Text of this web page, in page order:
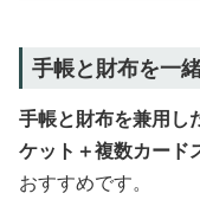
手帳と財布を一
手帳と財布を兼用し
ケット＋複数カード
おすすめです。